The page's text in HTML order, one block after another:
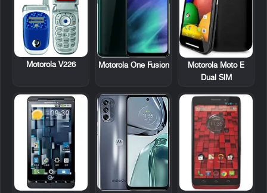
Motorola Moto E
Dual SIM
Motorola One Fusion
Motorola V226